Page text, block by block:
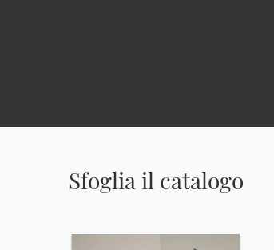
Sfoglia il catalogo